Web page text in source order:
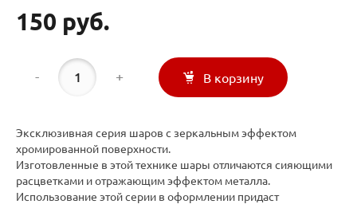
150 руб.
- + В корзину
Эксклюзивная серия шаров с зеркальным эффектом
хромированной поверхности.
Изготовленные в этой технике шары отличаются сияющими
расцветками и отражающим эффектом металла.
Использование этой серии в оформлении придаст